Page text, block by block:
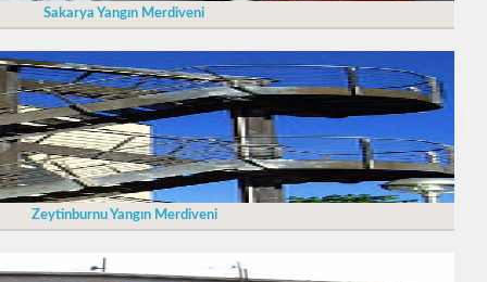
Sakarya Yangın Merdiveni
Zeytinburnu Yangın Merdiveni